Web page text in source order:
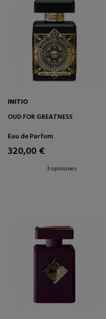
INITIO
OUD FOR GREATNESS
Eau de Parfum
320,00 €
3 opiniones